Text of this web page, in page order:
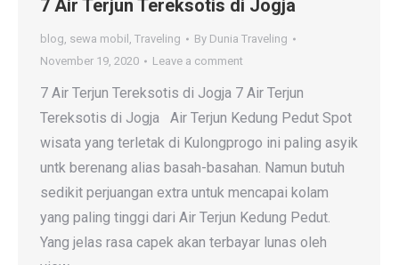
7 Air Terjun Tereksotis di Jogja
blog, sewa mobil , Traveling By Dunia Traveling
November 19, 2020
Leave a comment
7 Air Terjun Tereksotis di Jogja 7 Air Terjun
Tereksotis di Jogja Air Terjun Kedung Pedut Spot
wisata yang terletak di Kulongprogo ini paling asyik
untk berenang alias basah-basahan. Namun butuh
sedikit perjuangan extra untuk mencapai kolam
yang paling tinggi dari Air Terjun Kedung Pedut.
Yang jelas rasa capek akan terbayar lunas oleh